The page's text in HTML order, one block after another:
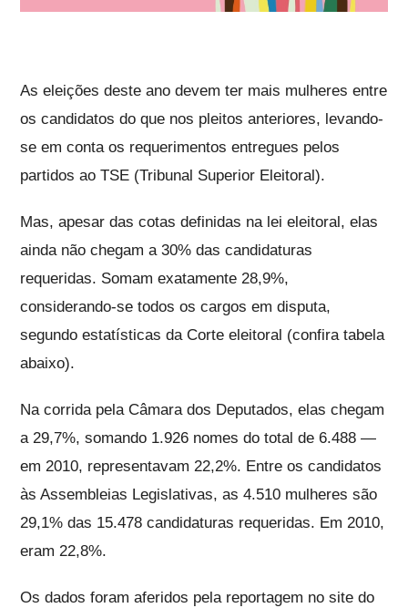
As eleições deste ano devem ter mais mulheres entre
os candidatos do que nos pleitos anteriores, levando-
se em conta os requerimentos entregues pelos
partidos ao TSE (Tribunal Superior Eleitoral).
Mas, apesar das cotas definidas na lei eleitoral, elas
ainda não chegam a 30% das candidaturas
requeridas. Somam exatamente 28,9%,
considerando-se todos os cargos em disputa,
segundo estatísticas da Corte eleitoral (confira tabela
abaixo).
Na corrida pela Câmara dos Deputados, elas chegam
a 29,7%, somando 1.926 nomes do total de 6.488 —
em 2010, representavam 22,2%. Entre os candidatos
às Assembleias Legislativas, as 4.510 mulheres são
29,1% das 15.478 candidaturas requeridas. Em 2010,
eram 22,8%.
Os dados foram aferidos pela reportagem no site do